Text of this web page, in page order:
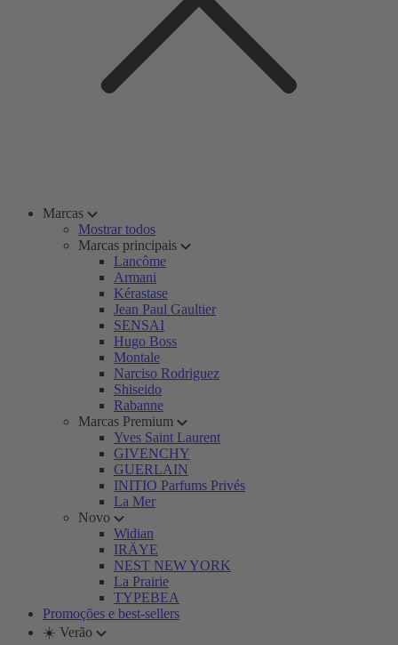
Marcas
Mostrar todos
Marcas principais
Lancôme
Armani
Kérastase
Jean Paul Gaultier
SENSAI
Hugo Boss
Montale
Narciso Rodriguez
Shiseido
Rabanne
Marcas Premium
Yves Saint Laurent
GIVENCHY
GUERLAIN
INITIO Parfums Privés
La Mer
Novo
Widian
IRÄYE
NEST NEW YORK
La Prairie
TYPEBEA
Promoções e best-sellers
☀️ Verão